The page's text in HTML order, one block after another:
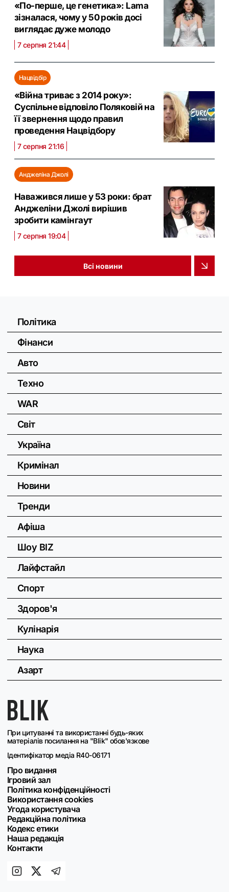
«По-перше, це генетика»: Lama
зізналася, чому у 50 років досі
виглядає дуже молодо
7 серпня 21:44
Нацвідбір
«Війна триває з 2014 року»:
Суспільне відповіло Поляковій на
її звернення щодо правил
проведення Нацвідбору
7 серпня 21:16
Анджеліна Джолі
Наважився лише у 53 роки: брат
Анджеліни Джолі вирішив
зробити камінгаут
7 серпня 19:04
Всі новини
При цитуванні та використанні будь-яких
матеріалів посилання на "Blik" обов'язкове
Ідентифікатор медіа R40-06171
Про видання
Ігровий зал
Політика конфіденційності
Використання cookies
Угода користувача
Редакційна політика
Кодекс етики
Наша редакція
Контакти
Політика
Фінанси
Авто
Техно
WAR
Світ
Україна
Кримінал
Новини
Тренди
Афіша
Шоу BIZ
Лайфстайл
Спорт
Здоров'я
Кулінарія
Наука
Азарт